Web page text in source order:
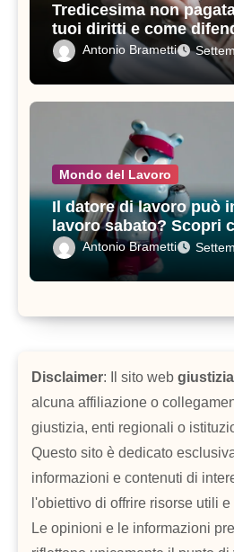
Tredicesima non
tuoi diritti e come
Antonio Brametti
Mondo del Lavoro
Il datore di lavoro può
lavoro sabato? Scopri
contratto di lavoro
Antonio Brametti
Disclaimer: Il sito web
alcuna affiliazione o
giustizia, enti regionali o
Questo sito è dedicato
informazioni e contenuti di
l'obiettivo di offrire risorse utili
Le opinioni e le informazioni